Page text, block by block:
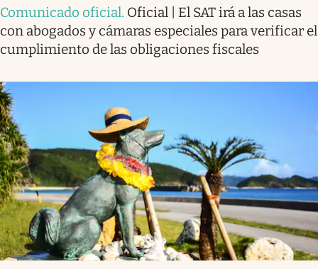
Comunicado oficial. Oficial | El SAT irá a las casas
con abogados y cámaras especiales para verificar el
cumplimiento de las obligaciones fiscales